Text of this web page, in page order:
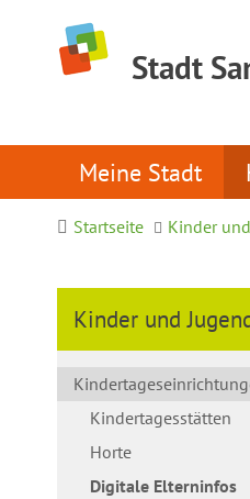
Stadt
Meine Stadt
Startseite Kinder
Kinder und
Kindertagesstätten
Horte
Digitale Elterninfos